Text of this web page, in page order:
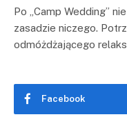
Po „Camp Wedding”
zasadzie niczego.
odmóżdżającego
Facebook